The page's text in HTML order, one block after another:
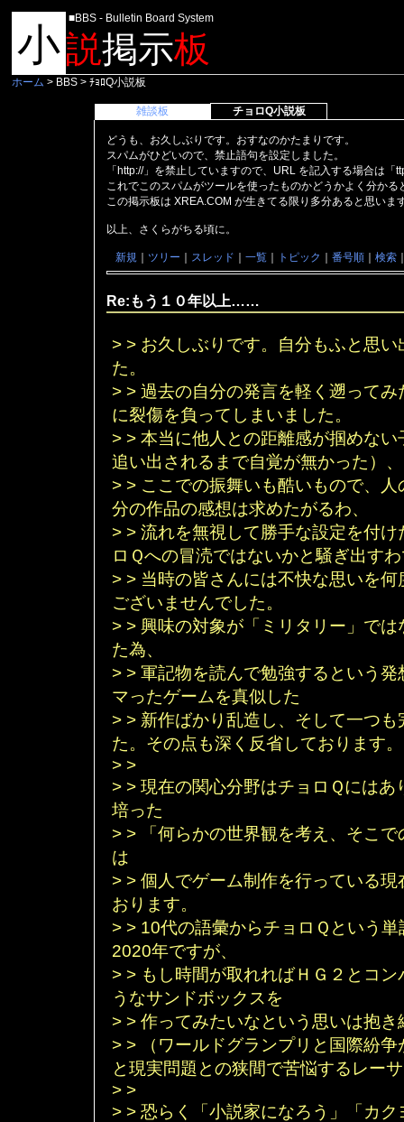
小
■BBS - Bulletin Board System
説掲示板
ホーム > BBS > ﾁｮﾛQ小説板
雑談板 チョロQ小説板
どうも、お久しぶりです。おすなのかたまりです。
スパムがひどいので、禁止語句を設定しました。
「http://」を禁止していますので、URL を記入する場合は「
これでこのスパムがツールを使ったものかどうかよく分かる
この掲示板は XREA.COM が生きてる限り多分あると思いま
以上、さくらがちる頃に。
新規 ツリー スレッド 一覧 トピック 番号順 検索
Re:もう１０年以上……
> > お久しぶりです。自分もふと思
た。
> > 過去の自分の発言を軽く遡って
に裂傷を負ってしまいました。
> > 本当に他人との距離感が掴めな
追い出されるまで自覚が無かった）、
> > ここでの振舞いも酷いもので、
分の作品の感想は求めたがるわ、
> > 流れを無視して勝手な設定を付
ロＱへの冒涜ではないかと騒ぎ出す
> > 当時の皆さんには不快な思いを
ございませんでした。
> > 興味の対象が「ミリタリー」で
た為、
> > 軍記物を読んで勉強するという
マったゲームを真似した
> > 新作ばかり乱造し、そして一つ
た。その点も深く反省しております。
> >
> > 現在の関心分野はチョロＱには
培った
> > 「何らかの世界観を考え、そこ
は
> > 個人でゲーム制作を行っている
おります。
> > 10代の語彙からチョロＱという
2020年ですが、
> > もし時間が取れればＨＧ２とコ
うなサンドボックスを
> > 作ってみたいなという思いは抱
> > （ワールドグランプリと国際紛
と現実問題との狭間で苦悩するレー
> >
> > 恐らく「小説家になろう」「カ